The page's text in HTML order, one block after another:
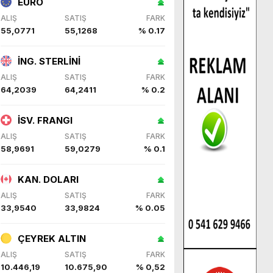
ALIŞ SATIŞ FARK
55,0771 55,1268 % 0.17
İNG. STERLİNİ
ALIŞ SATIŞ FARK
64,2039 64,2411 % 0.2
İSV. FRANGI
ALIŞ SATIŞ FARK
58,9691 59,0279 % 0.1
KAN. DOLARI
ALIŞ SATIŞ FARK
33,9540 33,9824 % 0.05
ÇEYREK ALTIN
ALIŞ SATIŞ FARK
10.446,19 10.675,90 % 0,52